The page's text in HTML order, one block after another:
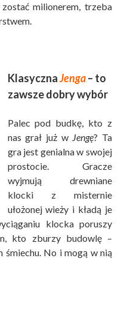
milionerem, trzeba
KlasycznaJenga– to
zawsze dobry wybór
Palec pod budkę, kto z
nas grał już w Jengę? Ta
gra jest genialna w swojej
prostocie. Gracze
wyjmują drewniane
klocki z misternie
ułożonej wieży i kładą je
klocka poruszy
kto zburzy budowlę –
No i mogą w nią